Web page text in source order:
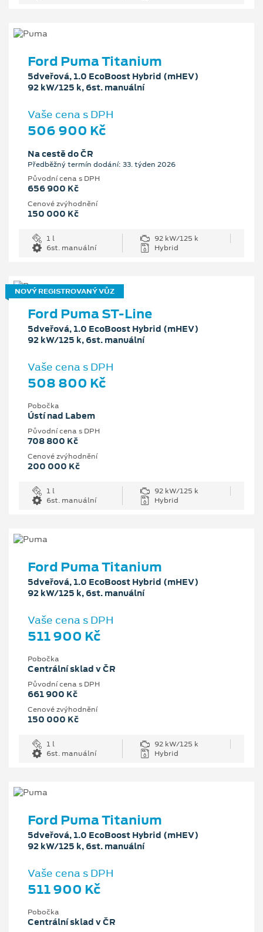
Ford Puma Titanium
5dveřová, 1.0 EcoBoost Hybrid (mHEV)
92 kW/125 k, 6st. manuální
Vaše cena s DPH
506 900 Kč
Na cestě do ČR
Předběžný termín dodání: 33. týden 2026
Původní cena s DPH
656 900 Kč
Cenové zvýhodnění
150 000 Kč
1 l
92 kW/125 k
6st. manuální
Hybrid
NOVÝ REGISTROVANÝ VŮZ
Ford Puma ST-Line
5dveřová, 1.0 EcoBoost Hybrid (mHEV)
92 kW/125 k, 6st. manuální
Vaše cena s DPH
508 800 Kč
Pobočka
Ústí nad Labem
Původní cena s DPH
708 800 Kč
Cenové zvýhodnění
200 000 Kč
1 l
92 kW/125 k
6st. manuální
Hybrid
Ford Puma Titanium
5dveřová, 1.0 EcoBoost Hybrid (mHEV)
92 kW/125 k, 6st. manuální
Vaše cena s DPH
511 900 Kč
Pobočka
Centrální sklad v ČR
Původní cena s DPH
661 900 Kč
Cenové zvýhodnění
150 000 Kč
1 l
92 kW/125 k
6st. manuální
Hybrid
Ford Puma Titanium
5dveřová, 1.0 EcoBoost Hybrid (mHEV)
92 kW/125 k, 6st. manuální
Vaše cena s DPH
511 900 Kč
Pobočka
Centrální sklad v ČR